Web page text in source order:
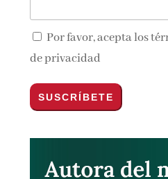
Por favor, acepta los
de privacidad